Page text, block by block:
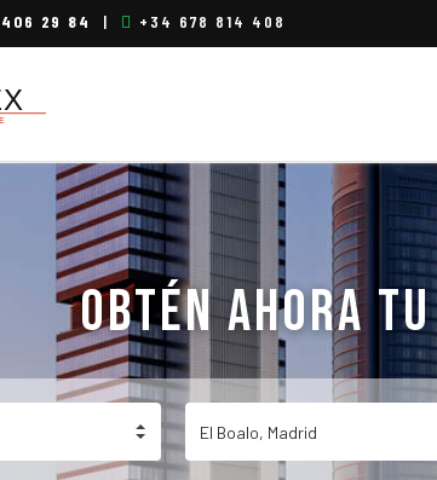
29 84 | +34 678 814 408
OBTÉN AHORA